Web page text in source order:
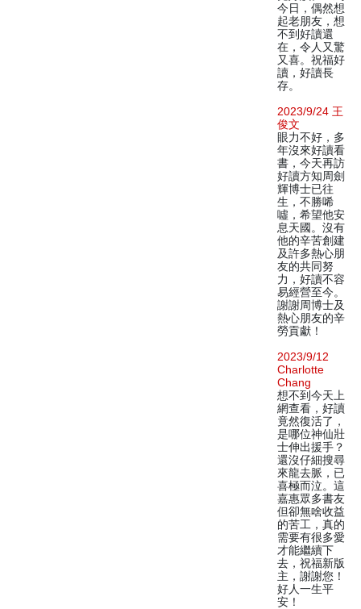
今日，偶然想
起老朋友，想
不到好讀還
在，令人又驚
又喜。祝福好
讀，好讀長
存。
2023/9/24 王
俊文
眼力不好，多
年沒來好讀看
書，今天再訪
好讀方知周劍
輝博士已往
生，不勝唏
噓，希望他安
息天國。沒有
他的辛苦創建
及許多熱心朋
友的共同努
力，好讀不容
易經營至今。
謝謝周博士及
熱心朋友的辛
勞貢獻！
2023/9/12
Charlotte
Chang
想不到今天上
網查看，好讀
竟然復活了，
是哪位神仙壯
士伸出援手？
還沒仔細搜尋
來龍去脈，已
喜極而泣。這
嘉惠眾多書友
但卻無啥收益
的苦工，真的
需要有很多愛
才能繼續下
去，祝福新版
主，謝謝您！
好人一生平
安！